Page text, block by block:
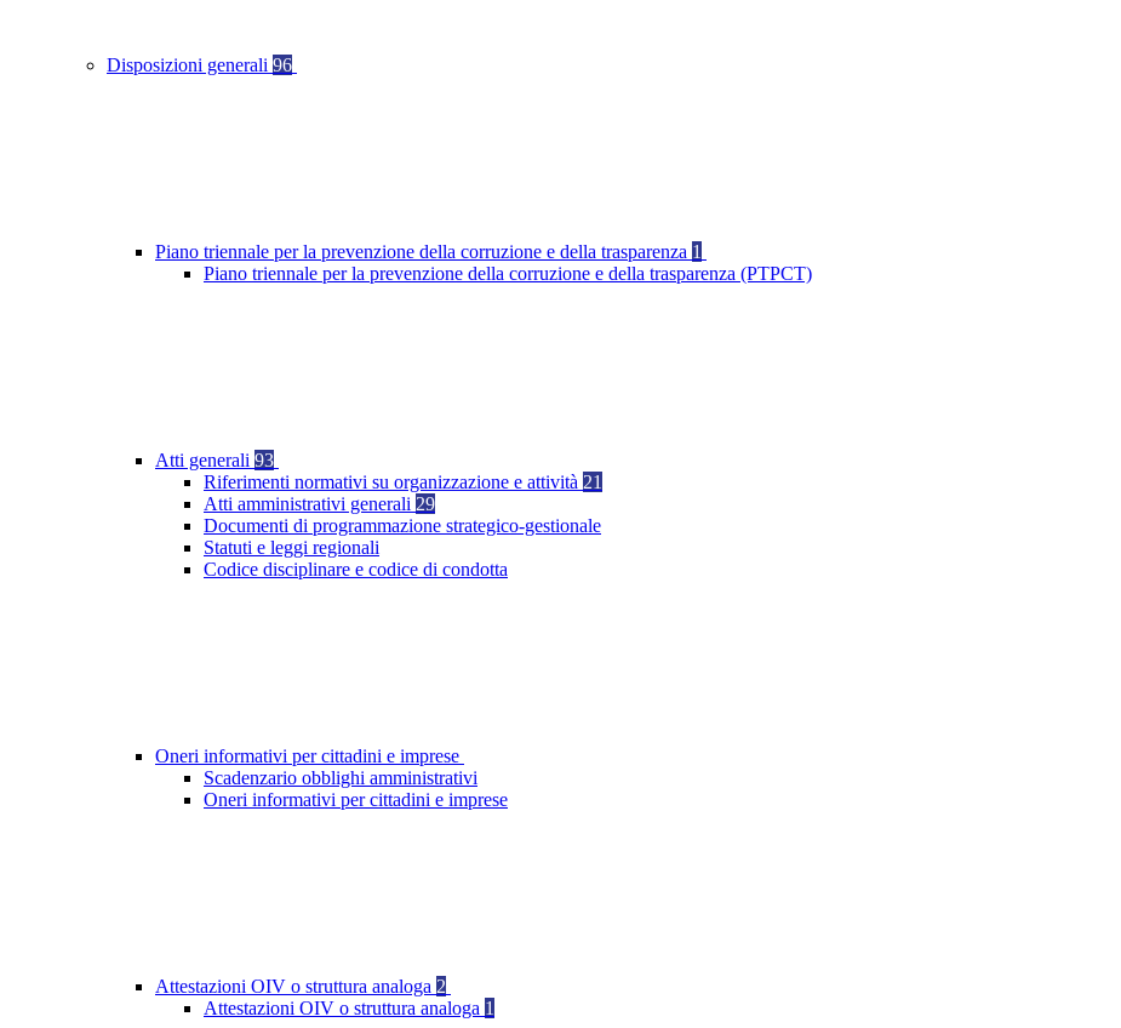
Disposizioni generali 96
Piano triennale per la prevenzione della corruzione e della trasparenza 1
Piano triennale per la prevenzione della corruzione e della trasparenza (PTPCT)
Atti generali 93
Riferimenti normativi su organizzazione e attività 21
Atti amministrativi generali 29
Documenti di programmazione strategico-gestionale
Statuti e leggi regionali
Codice disciplinare e codice di condotta
Oneri informativi per cittadini e imprese
Scadenzario obblighi amministrativi
Oneri informativi per cittadini e imprese
Attestazioni OIV o struttura analoga 2
Attestazioni OIV o struttura analoga 1